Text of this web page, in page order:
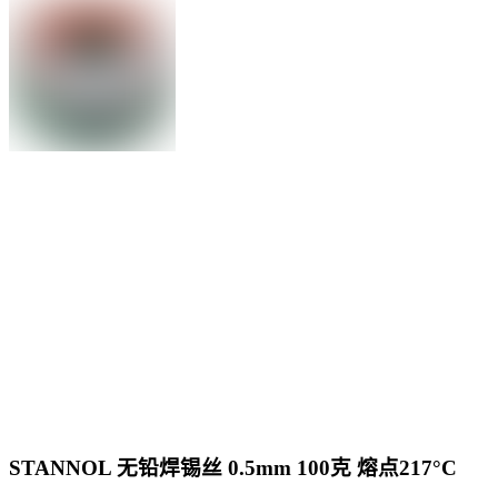
STANNOL 无铅焊锡丝 0.5mm 100克 熔点217°C